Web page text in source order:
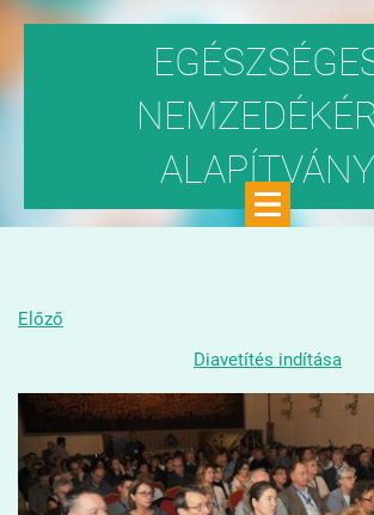
ALAPÍTVÁNY
Előző
Diavetítés indítása